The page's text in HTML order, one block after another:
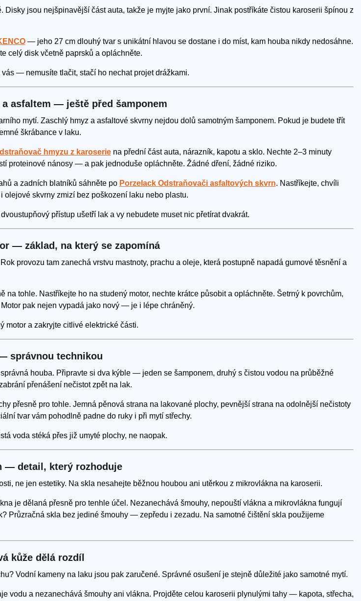
Disky jsou nejšpinavější část auta, takže je myjte jako první. Jinak postříkáte čistou karoserii špínou z
— jeho 27 cm dlouhý tvar s unikátní hlavou se dostane i do míst, kam houba nikdy nedosáhne.
celý disk včetně paprsků a opláchněte.
— nemusíte tlačit, stačí ho nechat projet drážkami.
asfaltem — ještě před šamponem
mytí. Zaschlý hmyz a asfaltové skvrny nejdou dolů samotným šamponem. Pokud je budete třít
škrábance v laku.
hmyzu z karoseriena přední část auta, nárazník, kapotu a sklo. Nechte 2–3 minuty
proteinové nánosy — a pak jednoduše opláchněte. Žádné dření, žádné riziko.
a zadních blatníků sáhněte po Porzelack Odstraňovači asfaltových skvrn. Nastříkejte, chvíli
olejové skvrny zmizí bez poškození laku nebo plastu.
přístup ušetří lak a vy nebudete muset nic přetírat dvakrát.
— základ, na který se zapomíná
provozu tam zanechá vrstvu mastnoty, prachu a oleje, která postupně napadá gumové těsnění a
na tohle. Nastříkejte ho na studený motor, nechte krátce působit a opláchněte. Šetrný k povrchům,
pak nejen vypadá jako nový — je i lépe chráněný.
motor a zakryjte citlivé elektrické části.
správnou technikou
houba. Připravte si dva kýble — jeden se šamponem, druhý s čistou vodou na průběžné
přenášení nečistot zpět na lak.
přesně pro tohle. Jemná pěnová strana na lakované plochy, pevnější strana na odolnější nečistoty
tvar vám pohodlně padne do ruky i při mytí střechy.
voda stéká přes již umyté plochy, ne naopak.
— detail, který rozhoduje
ne jen estetiky. Na skla nesahejte běžnou houbou ani utěrkou z mikrovlákna na karoserii.
je dělaná přesně pro tenhle účel. Nezanechává šmouhy, nepouští vlákna a mikrovlákna fungují
Průzračná skla bez jediné šmouhy — zepředu i zezadu. Na samotné čištění skla použijeme
kůže dělá rozdíl
Vodní kameny na laku jsou pak zaručené. Správné osušení je stejně důležité jako samotné mytí.
vodu a nezanechává šmouhy ani vlákna. Projděte celou karoserii plynulými tahy — kapota, střecha,